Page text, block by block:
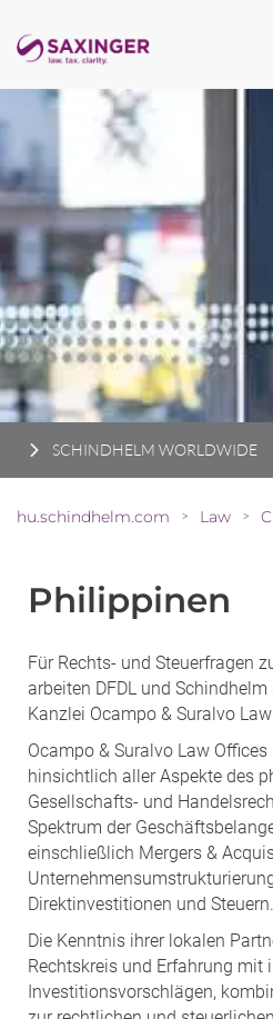
SCHINDHELM WORLDWIDE
hu.schindhelm.com > Law >
Philippinen
Für Rechts- und Steuerfragen
arbeiten DFDL und
Kanzlei Ocampo & Suralvo
Ocampo & Suralvo Law
hinsichtlich aller Aspekte des
Gesellschafts- und
Spektrum der
einschließlich Mergers &
Direktinvestitionen und Steuern.
Die Kenntnis ihrer lokalen
Rechtskreis und Erfahrung mit
Investitionsvorschlägen,